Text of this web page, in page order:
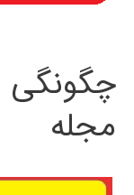
چگونگی
مجله